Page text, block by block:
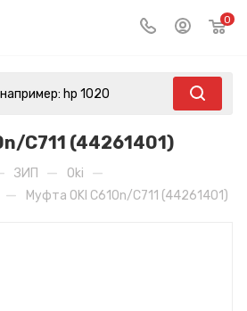
0
C711 (44261401)
ЗИП — Oki —
— Муфта OKI C610n/C711 (44261401)